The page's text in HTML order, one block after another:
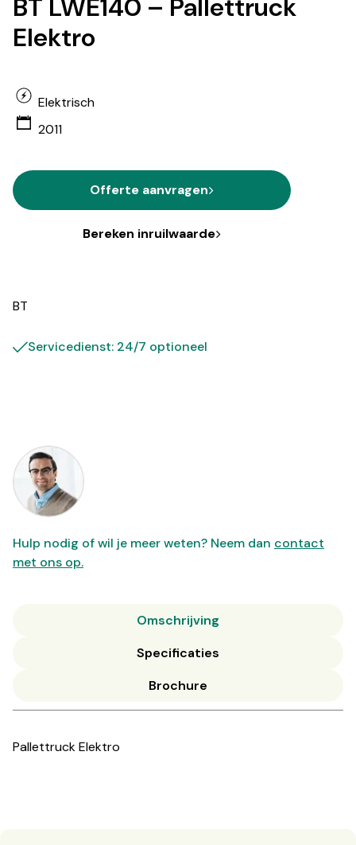
BT LWE140 – Pallettruck
Elektro
Elektrisch
2011
Offerte aanvragen
Bereken inruilwaarde
BT
Servicedienst: 24/7 optioneel
Hulp nodig of wil je meer weten? Neem dan contact
met ons op.
Omschrijving
Specificaties
Brochure
Pallettruck Elektro